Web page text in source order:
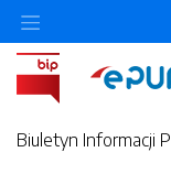
Biuletyn Informacji